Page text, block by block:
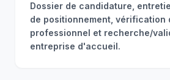
Dossier de candidature,
de positionnement, vérification
professionnel et recherche/
entreprise d'accueil.